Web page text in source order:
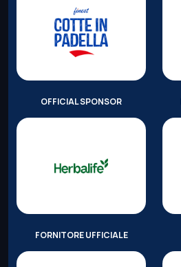
OFFICIAL SPONSOR
FORNITORE UFFICIALE